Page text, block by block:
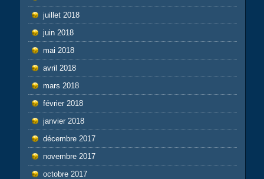
juillet 2018
juin 2018
mai 2018
avril 2018
mars 2018
février 2018
janvier 2018
décembre 2017
novembre 2017
octobre 2017